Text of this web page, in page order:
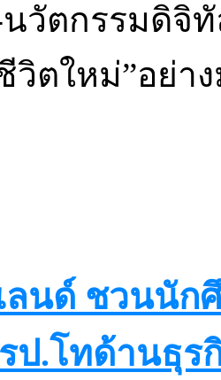
วัตกรรมดิจิ
วิตใหม่”อย่า
นด์ ชวนนัก
ป.โทด้านธุร